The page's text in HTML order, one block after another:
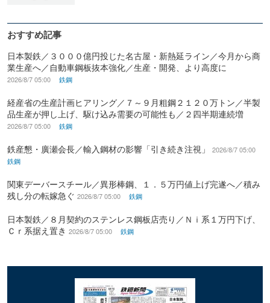
おすすめ記事
日本製鉄／３０００億円投じた名古屋・新熱延ライン／今月から商
業生産へ／自動車鋼板抜本強化／生産・開発、より高度に
2026/8/7 05:00 鉄鋼
経産省の生産計画ヒアリング／７～９月粗鋼２１２０万トン／半製
品生産が押し上げ、駆け込み需要の可能性も／２四半期連続増
2026/8/7 05:00 鉄鋼
鉄産懇・廣瀬会長／輸入鋼材の影響「引き続き注視」
2026/8/7 05:00
鉄鋼
関東デーバースチール／異形棒鋼、１．５万円値上げ完遂へ／積み
残し分の転嫁急ぐ 2026/8/7 05:00 鉄鋼
日本製鉄／８月契約のステンレス鋼板店売り／Ｎｉ系１万円下げ、
Ｃｒ系据え置き 2026/8/7 05:00 鉄鋼